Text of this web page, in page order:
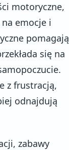
motoryczne,
emocje i
pomagają
się na
z frustracją,
odnajdują
zabawy